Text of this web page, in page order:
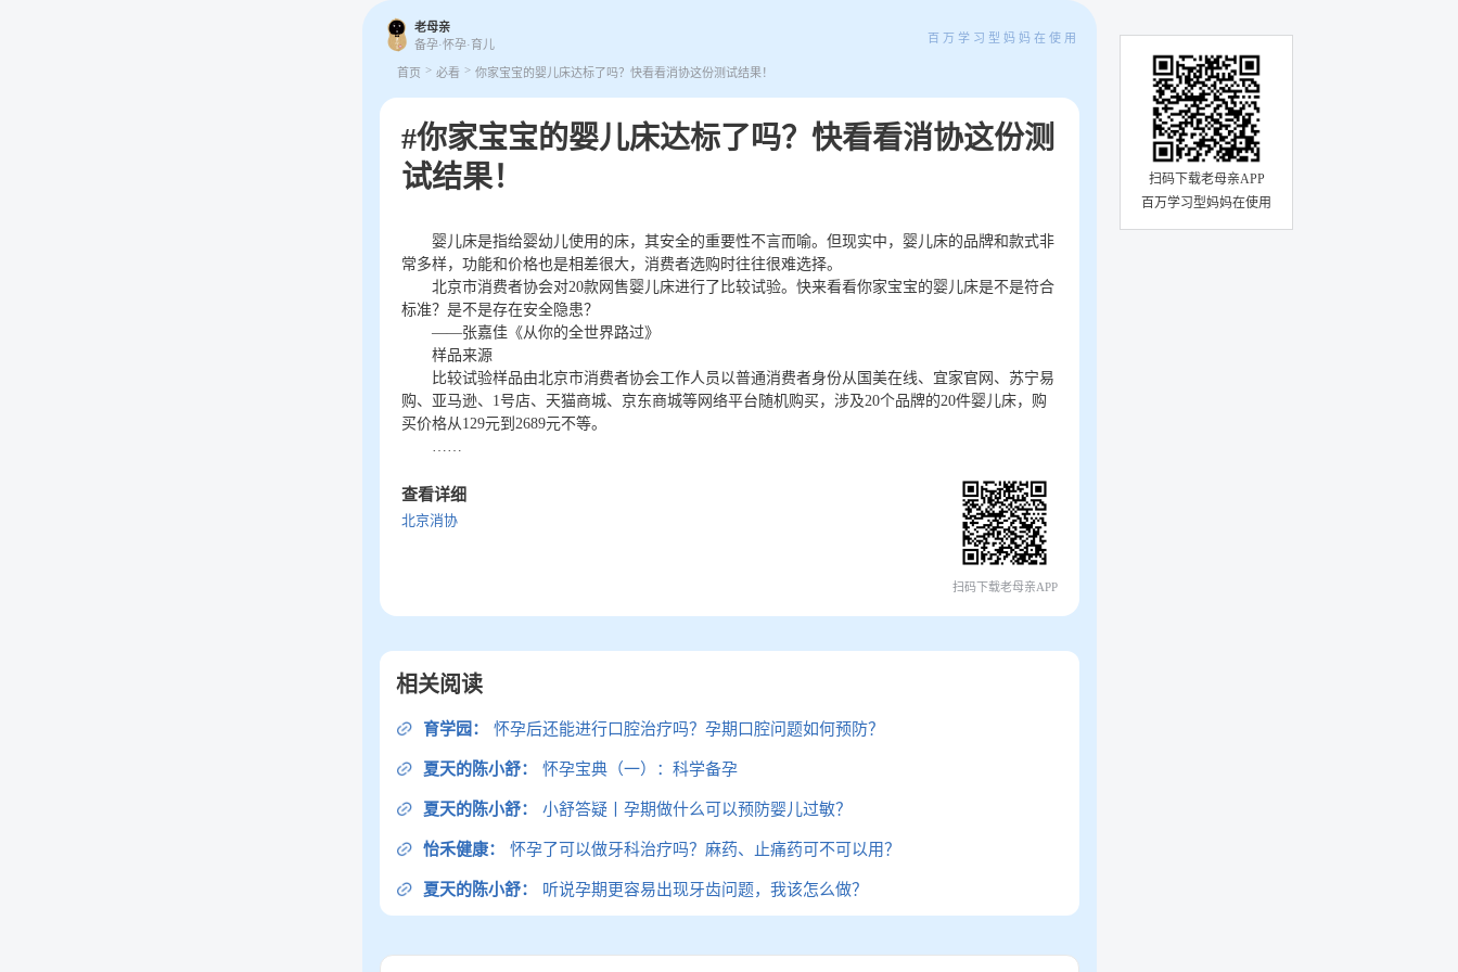
扫码下载老母亲APP
百万学习型妈妈在使用
老母亲
备孕·怀孕·育儿
百万学习型妈妈在使用
首页 > 必看> 你家宝宝的婴儿床达标了吗？快看看消协这份测试结果！
#你家宝宝的婴儿床达标了吗？快看看消协这份测
试结果！
婴儿床是指给婴幼儿使用的床，其安全的重要性不言而喻。但现实中，婴儿床的品牌和款式非
常多样，功能和价格也是相差很大，消费者选购时往往很难选择。
北京市消费者协会对20款网售婴儿床进行了比较试验。快来看看你家宝宝的婴儿床是不是符合
标准？是不是存在安全隐患？
——张嘉佳《从你的全世界路过》
样品来源
比较试验样品由北京市消费者协会工作人员以普通消费者身份从国美在线、宜家官网、苏宁易
购、亚马逊、1号店、天猫商城、京东商城等网络平台随机购买，涉及20个品牌的20件婴儿床，购
买价格从129元到2689元不等。
……
查看详细
北京消协
扫码下载老母亲APP
相关阅读
育学园： 怀孕后还能进行口腔治疗吗？孕期口腔问题如何预防？
夏天的陈小舒： 怀孕宝典（一）：科学备孕
夏天的陈小舒： 小舒答疑丨孕期做什么可以预防婴儿过敏？
怡禾健康： 怀孕了可以做牙科治疗吗？麻药、止痛药可不可以用？
夏天的陈小舒： 听说孕期更容易出现牙齿问题，我该怎么做？